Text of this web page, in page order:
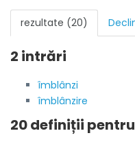
rezultate (20)
2 intrări
îmblânzi
îmblânzire
20 definiții pentru